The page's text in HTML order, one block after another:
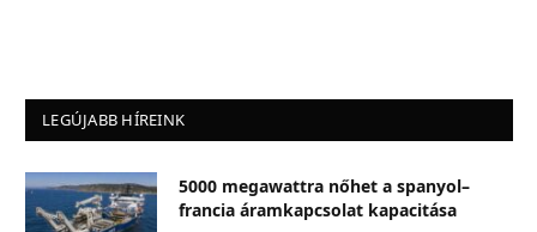
LEGÚJABB HÍREINK
5000 megawattra nőhet a spanyol–
francia áramkapcsolat kapacitása